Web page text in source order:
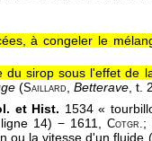
à congeler le
sirop sous l'effet de
(Saillard, Betterave, t. 2
et Hist. 1534 «
14) − 1611, Cotgr.;
ou la vitesse d'un fluide